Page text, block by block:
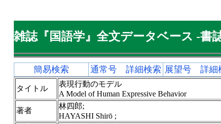
雑誌『国語学』全文データベース -書
簡易検索 通常号 詳細検索 展望号 詳細
タイトル
表現行動のモデル
A Model of Human Expressive Behavior
著者
林四郎;
HAYASHI Shirō ;